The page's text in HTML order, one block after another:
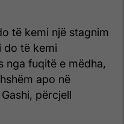
të kemi një stagnim
do të kemi
nga fuqitë e mëdha,
apo në
përcjell